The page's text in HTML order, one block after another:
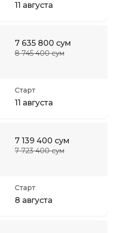
11 августа
7 635 800 сум
8 745 400 сум
Старт
11 августа
7 139 400 сум
7 723 400 сум
Старт
8 августа